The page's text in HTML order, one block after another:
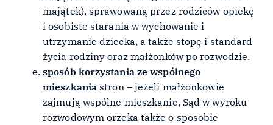
majątek), sprawowaną przez rodziców opiekę
i osobiste starania w wychowanie i
utrzymanie dziecka, a także stopę i standard
życia rodziny oraz małżonków po rozwodzie.
sposób korzystania ze wspólnego
mieszkania stron – jeżeli małżonkowie
zajmują wspólne mieszkanie, Sąd w wyroku
rozwodowym orzeka także o sposobie